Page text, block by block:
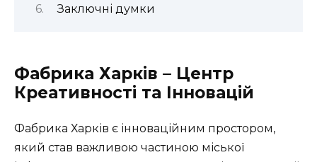
Заключні думки
Фабрика Харків – Центр
Креативності та Інновацій
Фабрика Харків є інноваційним простором,
який став важливою частиною міської